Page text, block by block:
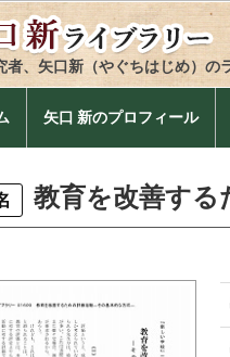
者、矢口新（やぐちはじめ）の
矢口 新のプロフィール
教育を改善する